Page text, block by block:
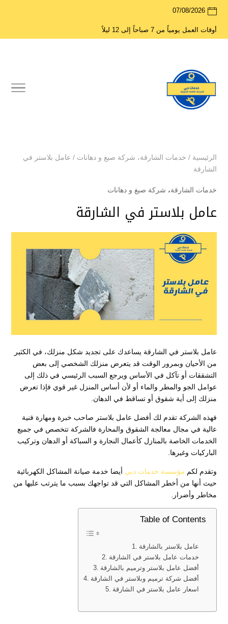
07/08/2026
أوقات العمل يومياً من 7 صباحاً إلى 12 ليلاً
الرئيسية / خدمات الشارقة، شركة صبغ و دهانات / عامل بلاستر في
الشارقة
خدمات الشارقة، شركة صبغ و دهانات
عامل بلاستر في الشارقة
عامل بلاستر في الشارقة يساعدك على تجديد شكل منزلك، في الكثير
من الأحيان وبمرور الوقت قد يتعرض منزلك الشخصي إلى بعض
التشققات أو تآكل في الأساس ويرجع السبب الرئيسي في ذلك إلى
عوامل الجو والمطر والماء أو لأن أساس المنزل غير قوي فإذا تعرض
منزلك إلى أية شقوق أو تساقط في الدهان.
فهذه الشركة تقدم لك أفضل عامل بلاستر صاحب خبرة ومهارة فنية
عالية في مجال معالجة الشقوق والمحارة فالشركة تتخصص في جميع
الخدمات الخاصة بالمنازل كأعمال النجارة و السباكة أو الدهان وتركيب
الباركيات وغيرها.
وتقدم لكم مؤسسة خدمات دبي أيضا خدمة صيانة المشاكل الكهربائية
حيث أنها من أخطر المشاكل التي قد تواجهك بسبب ما يترتب عليها من
مخاطر وأضرار.
Table of Contents
عامل بلاستر بالشارقة
خدمات عامل بلاستر في الشارقة
أفضل عامل بلاستر وترميم بالشارقة
أفضل شركة ترميم وبلاستر في الشارقة
اسعار عامل بلاستر في الشارقة